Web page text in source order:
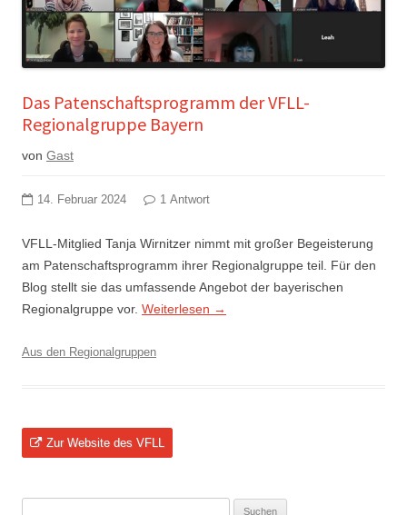
Das Patenschaftsprogramm der VFLL-
Regionalgruppe Bayern
von Gast
14. Februar 2024 1 Antwort
VFLL-Mitglied Tanja Wirnitzer nimmt mit großer Begeisterung
am Patenschaftsprogramm ihrer Regionalgruppe teil. Für den
Blog stellt sie das umfassende Angebot der bayerischen
Regionalgruppe vor. Weiterlesen →
Aus den Regionalgruppen
Zur Website des VFLL